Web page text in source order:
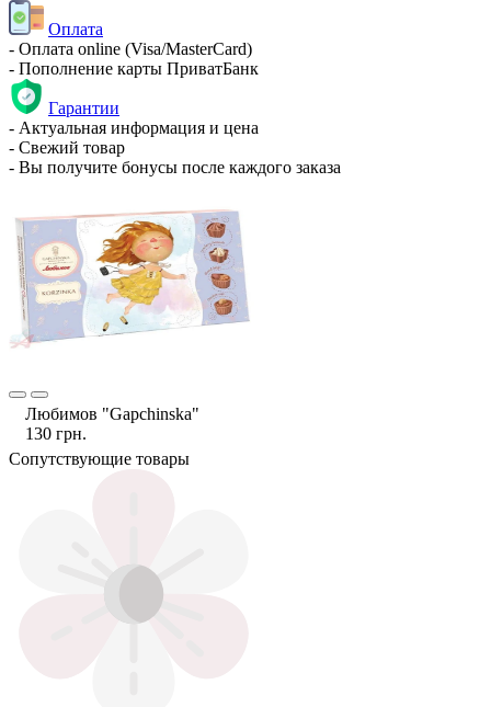
Оплата
- Оплата online (Visa/MasterCard)
- Пополнение карты ПриватБанк
Гарантии
- Актуальная информация и цена
- Свежий товар
- Вы получите бонусы после каждого заказа
Любимов "Gapchinska"
130 грн.
Сопутствующие товары